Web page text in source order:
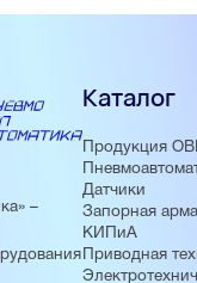
–
Каталог
Продукция
Датчики
Запорная
КИПиА
Приводная